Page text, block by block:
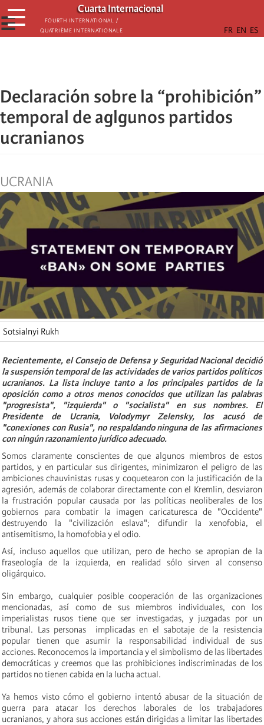
Skip
to
main
Cuarta Internacional
Fourth International /
Quatrième internationale
☰
☰
Declaración sobre la “prohibición”
temporal de aglgunos partidos
ucranianos
UCRANIA
Sotsialnyi Rukh
Recientemente, el Consejo de Defensa y Seguridad Nacional decidió
la suspensión temporal de las actividades de varios partidos políticos
ucranianos. La lista incluye tanto a los principales partidos de la
oposición como a otros menos conocidos que utilizan las palabras
"progresista", "izquierda" o "socialista" en sus nombres. El
Presidente de Ucrania, Volodymyr Zelensky, los acusó de
"conexiones con Rusia", no respaldando ninguna de las afirmaciones
con ningún razonamiento jurídico adecuado.
Somos claramente conscientes de que algunos miembros de estos
partidos, y en particular sus dirigentes, minimizaron el peligro de las
ambiciones chauvinistas rusas y coquetearon con la justificación de la
agresión, además de colaborar directamente con el Kremlin, desviaron
la frustración popular causada por las políticas neoliberales de los
gobiernos para combatir la imagen caricaturesca de "Occidente"
destruyendo la "civilización eslava"; difundir la xenofobia, el
antisemitismo, la homofobia y el odio.
Así, incluso aquellos que utilizan, pero de hecho se apropian de la
fraseología de la izquierda, en realidad sólo sirven al consenso
oligárquico.
Sin embargo, cualquier posible cooperación de las organizaciones
mencionadas, así como de sus miembros individuales, con los
imperialistas rusos tiene que ser investigadas, y juzgadas por un
tribunal. Las personas implicadas en el sabotaje de la resistencia
popular tienen que asumir la responsabilidad individual de sus
acciones. Reconocemos la importancia y el simbolismo de las libertades
democráticas y creemos que las prohibiciones indiscriminadas de los
partidos no tienen cabida en la lucha actual.
Ya hemos visto cómo el gobierno intentó abusar de la situación de
guerra para atacar los derechos laborales de los trabajadores
ucranianos, y ahora sus acciones están dirigidas a limitar las libertades